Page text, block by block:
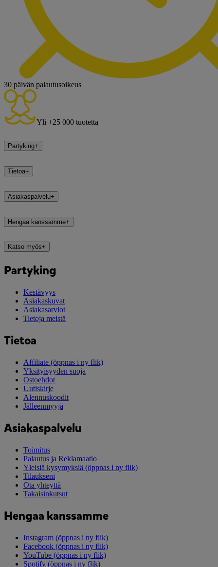
30 päivän palautusoikeus
Yli +25 000 tuotetta
Partyking+
Tietoa+
Asiakaspalvelu+
Hengaa kanssamme+
Katso myös+
Partyking
Kestävyys
Asiakaskuvat
Asiakasarviot
Tietoja meistä
Tietoa
Affiliate (öppnas i ny flik)
Yksityisyyden suoja
Ostoehdot
Uutiskirje
Alennuskoodit
Jälleenmyyjä
Asiakaspalvelu
Toimitus
Palautus ja Reklamaatio
Yleisiä kysymyksiä (öppnas i ny flik)
Tilaukseni
Ota yhteyttä
Takaisinkutsut
Hengaa kanssamme
Instagram (öppnas i ny flik)
Facebook (öppnas i ny flik)
YouTube (öppnas i ny flik)
Spotify (öppnas i ny flik)